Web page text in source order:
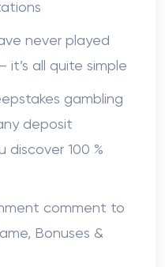
never played
it’s all quite simple
gambling
deposit
100 %
comment to
Bonuses &